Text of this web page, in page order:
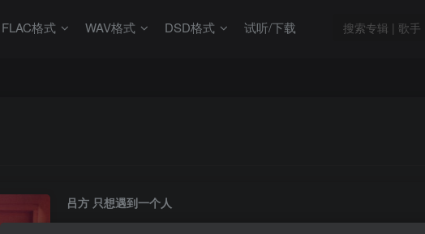
FLAC格式 WAV格式 DSD格式 试听/下载
吕方 只想遇到一个人